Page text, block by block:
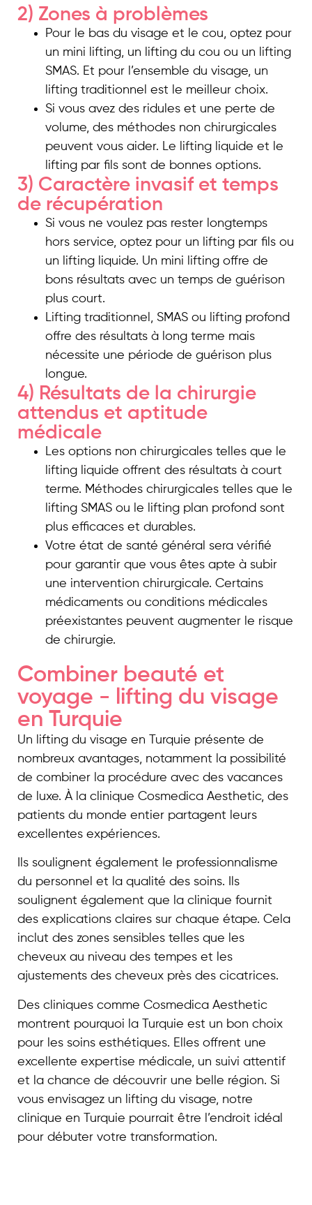
2) Zones à problèmes
Pour le bas du visage et le cou, optez pour
un mini lifting, un lifting du cou ou un lifting
SMAS. Et pour l’ensemble du visage, un
lifting traditionnel est le meilleur choix.
Si vous avez des ridules et une perte de
volume, des méthodes non chirurgicales
peuvent vous aider. Le lifting liquide et le
lifting par fils sont de bonnes options.
3) Caractère invasif et temps
de récupération
Si vous ne voulez pas rester longtemps
hors service, optez pour un lifting par fils ou
un lifting liquide. Un mini lifting offre de
bons résultats avec un temps de guérison
plus court.
Lifting traditionnel, SMAS ou lifting profond
offre des résultats à long terme mais
nécessite une période de guérison plus
longue.
4) Résultats de la chirurgie
attendus et aptitude
médicale
Les options non chirurgicales telles que le
lifting liquide offrent des résultats à court
terme. Méthodes chirurgicales telles que le
lifting SMAS ou le lifting plan profond sont
plus efficaces et durables.
Votre état de santé général sera vérifié
pour garantir que vous êtes apte à subir
une intervention chirurgicale. Certains
médicaments ou conditions médicales
préexistantes peuvent augmenter le risque
de chirurgie.
Combiner beauté et
voyage - lifting du visage
en Turquie
Un lifting du visage en Turquie présente de
nombreux avantages, notamment la possibilité
de combiner la procédure avec des vacances
de luxe. À la clinique Cosmedica Aesthetic, des
patients du monde entier partagent leurs
excellentes expériences.
Ils soulignent également le professionnalisme
du personnel et la qualité des soins. Ils
soulignent également que la clinique fournit
des explications claires sur chaque étape. Cela
inclut des zones sensibles telles que les
cheveux au niveau des tempes et les
ajustements des cheveux près des cicatrices.
Des cliniques comme Cosmedica Aesthetic
montrent pourquoi la Turquie est un bon choix
pour les soins esthétiques. Elles offrent une
excellente expertise médicale, un suivi attentif
et la chance de découvrir une belle région. Si
vous envisagez un lifting du visage, notre
clinique en Turquie pourrait être l’endroit idéal
pour débuter votre transformation.